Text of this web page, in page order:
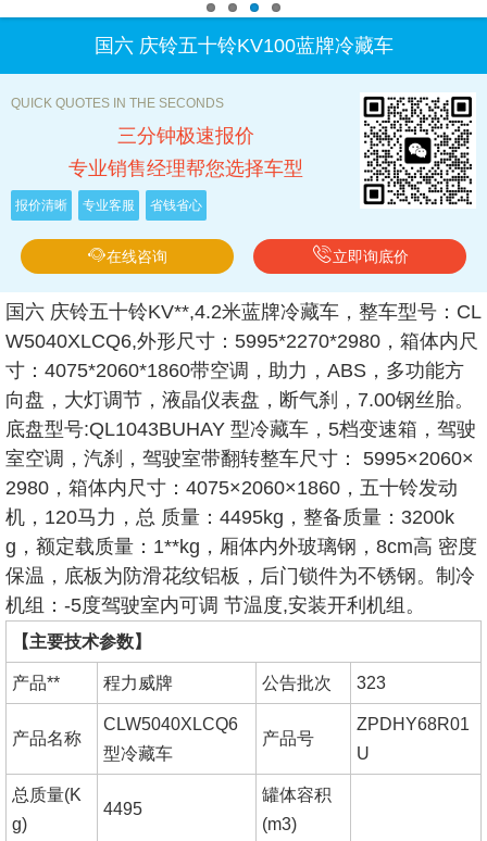
国六 庆铃五十铃KV100蓝牌冷藏车
QUICK QUOTES IN THE SECONDS
三分钟极速报价
专业销售经理帮您选择车型
报价清晰 专业客服 省钱省心
在线咨询 立即询底价
国六 庆铃五十铃KV**,4.2米蓝牌冷藏车，整车型号：CL
W5040XLCQ6,外形尺寸：5995*2270*2980，箱体内尺
寸：4075*2060*1860带空调，助力，ABS，多功能方
向盘，大灯调节，液晶仪表盘，断气刹，7.00钢丝胎。
底盘型号:QL1043BUHAY 型冷藏车，5档变速箱，驾驶
室空调，汽刹，驾驶室带翻转整车尺寸： 5995×2060×
2980，箱体内尺寸：4075×2060×1860，五十铃发动
机，120马力，总 质量：4495kg，整备质量：3200k
g，额定载质量：1**kg，厢体内外玻璃钢，8cm高 密度
保温，底板为防滑花纹铝板，后门锁件为不锈钢。制冷
机组：-5度驾驶室内可调 节温度,安装开利机组。
【主要技术参数】
产品** 程力威牌 公告批次 323
产品名称
CLW5040XLCQ6
型冷藏车
产品号
ZPDHY68R01
U
总质量(K
g)
4495
罐体容积
(m3)